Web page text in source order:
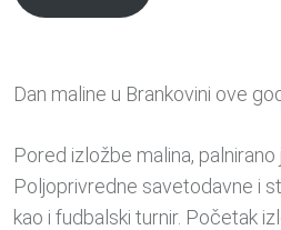
Dan maline u Brankovini ove
Pored izložbe malina, palnirano
Poljoprivredne savetodavne i
kao i fudbalski turnir. Početak